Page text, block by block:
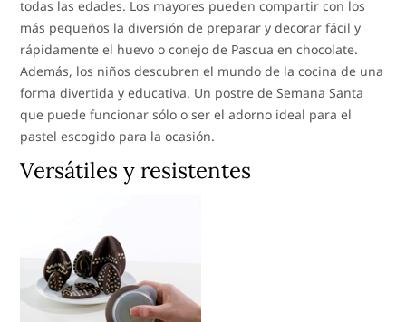
todas las edades. Los mayores pueden compartir con los
más pequeños la diversión de preparar y decorar fácil y
rápidamente el huevo o conejo de Pascua en chocolate.
Además, los niños descubren el mundo de la cocina de una
forma divertida y educativa. Un postre de Semana Santa
que puede funcionar sólo o ser el adorno ideal para el
pastel escogido para la ocasión.
Versátiles y resistentes